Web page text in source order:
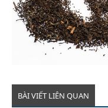
BÀI VIẾT LIÊN QUAN